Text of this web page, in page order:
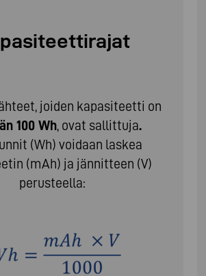
joiden kapasiteetti on
100 Wh, ovat sallittuja.
(Wh) voidaan laskea
(mAh) ja jännitteen (V)
perusteella: